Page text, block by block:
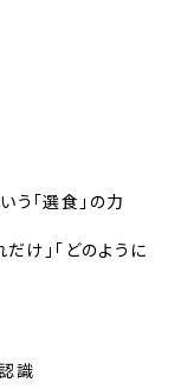
「選食」の力
け」「どのように
識